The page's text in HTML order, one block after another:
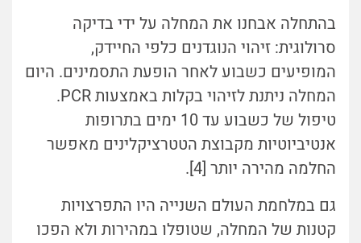
בהתחלה אבחנו את המחלה על ידי בדיקה
סרולוגית: זיהוי הנוגדנים כלפי החיידק,
המופיעים כשבוע לאחר הופעת התסמינים. היום
המחלה ניתנת לזיהוי בקלות באמצעות PCR.
טיפול של כשבוע עד 10 ימים בתרופות
אנטיביוטיות מקבוצת הטטרציקלינים מאפשר
החלמה מהירה יותר [4].
גם במלחמת העולם השנייה היו התפרצויות
קטנות של המחלה, שטופלו במהירות ולא הפכו